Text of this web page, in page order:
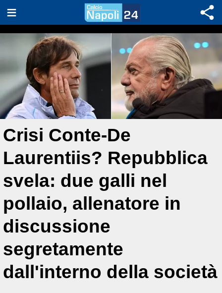
Crisi Conte-De
Laurentiis? Repubblica
svela: due galli nel
pollaio, allenatore in
discussione
segretamente
dall'interno della società